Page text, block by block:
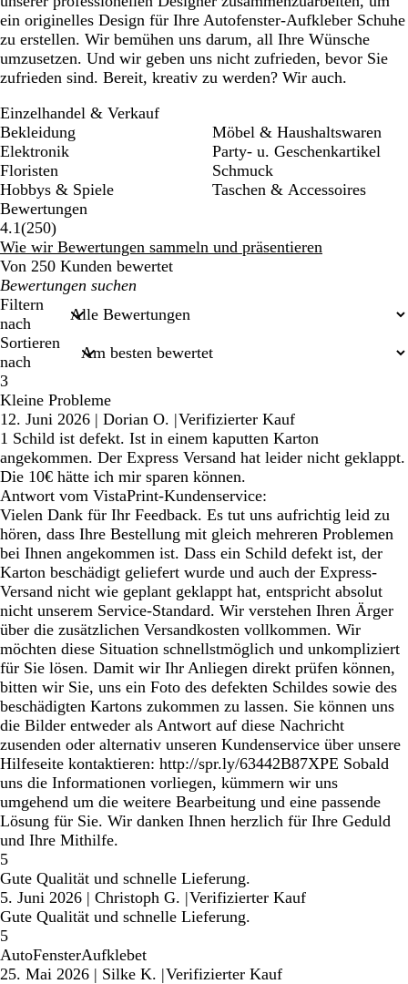
ein originelles Design für Ihre Autofenster-Aufkleber Schuhe
zu erstellen. Wir bemühen uns darum, all Ihre Wünsche
umzusetzen. Und wir geben uns nicht zufrieden, bevor Sie
zufrieden sind. Bereit, kreativ zu werden? Wir auch.
Einzelhandel & Verkauf
Bekleidung
Elektronik
Floristen
Hobbys & Spiele
Möbel & Haushaltswaren
Party- u. Geschenkartikel
Schmuck
Taschen & Accessoires
Bewertungen
4.1(250250
Bewertungen
)
Wie wir Bewertungen sammeln und präsentieren
Von 250 Kunden bewertet
Meine
Sucheingaben
Filtern
nach
Sortieren
nach
3
Kleine Probleme
12. Juni 2026 | Dorian O. |Verifizierter Kauf
1 Schild ist defekt. Ist in einem kaputten Karton
angekommen. Der Express Versand hat leider nicht geklappt.
Die 10€ hätte ich mir sparen können.
Antwort vom VistaPrint-Kundenservice:
Vielen Dank für Ihr Feedback. Es tut uns aufrichtig leid zu
hören, dass Ihre Bestellung mit gleich mehreren Problemen
bei Ihnen angekommen ist. Dass ein Schild defekt ist, der
Karton beschädigt geliefert wurde und auch der Express-
Versand nicht wie geplant geklappt hat, entspricht absolut
nicht unserem Service-Standard. Wir verstehen Ihren Ärger
über die zusätzlichen Versandkosten vollkommen. Wir
möchten diese Situation schnellstmöglich und unkompliziert
für Sie lösen. Damit wir Ihr Anliegen direkt prüfen können,
bitten wir Sie, uns ein Foto des defekten Schildes sowie des
beschädigten Kartons zukommen zu lassen. Sie können uns
die Bilder entweder als Antwort auf diese Nachricht
zusenden oder alternativ unseren Kundenservice über unsere
Hilfeseite kontaktieren: http://spr.ly/63442B87XPE Sobald
uns die Informationen vorliegen, kümmern wir uns
umgehend um die weitere Bearbeitung und eine passende
Lösung für Sie. Wir danken Ihnen herzlich für Ihre Geduld
und Ihre Mithilfe.
5
Gute Qualität und schnelle Lieferung.
5. Juni 2026 | Christoph G. |Verifizierter Kauf
Gute Qualität und schnelle Lieferung.
5
AutoFensterAufklebet
25. Mai 2026 | Silke K. |Verifizierter Kauf